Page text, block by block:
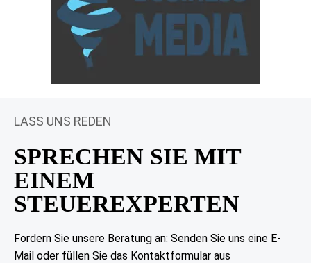
LASS UNS REDEN
SPRECHEN SIE MIT
EINEM
STEUEREXPERTEN
Fordern Sie unsere Beratung an: Senden Sie uns eine E-
Mail oder füllen Sie das Kontaktformular aus